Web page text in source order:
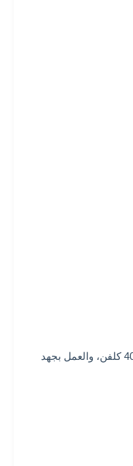
1. نظرة عامة: يتم قياس درجة حرارة المحرك عندما تكون المروحة تحت ضغط سكون صفري. عند مغادرة المصنع، عادة ما يتم التحكم في ارتفاع درجة حرارة المروحة ليكون في حدود 40 كلفن، والعمل بجهد